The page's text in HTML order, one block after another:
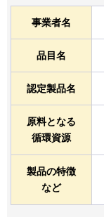
事業者名
品目名
認定製品名
原料となる
循環資源
製品の特徴
など